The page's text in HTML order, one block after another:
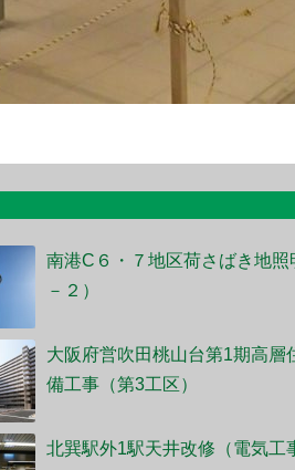
南港C６・７地区荷さばき地照
－２）
大阪府営吹田桃山台第1期高層
備工事（第3工区）
北巽駅外1駅天井改修（電気工